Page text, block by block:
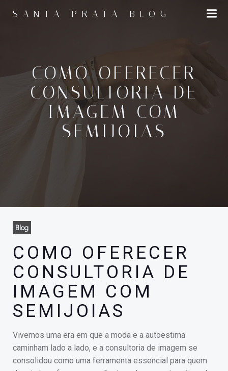
para
SANTA PRATA BLOG
COMO OFERECER
CONSULTORIA DE
IMAGEM COM
SEMIJOIAS
Blog
COMO OFERECER
CONSULTORIA DE
IMAGEM COM
SEMIJOIAS
Vivemos uma era em que a moda e a autoestima
caminham lado a lado, e a consultoria de imagem se
consolidou como uma ferramenta essencial para quem